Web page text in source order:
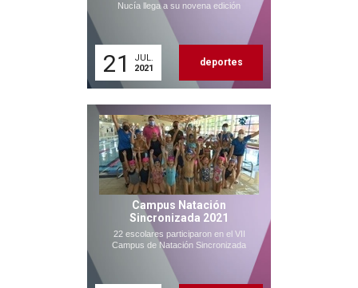
Nucía llega a su novena edición
21
JUL.
2021
deportes
Campus Natación
Sincronizada 2021
22 escolares participaron en el VII
Campus de Natación Sincronizada